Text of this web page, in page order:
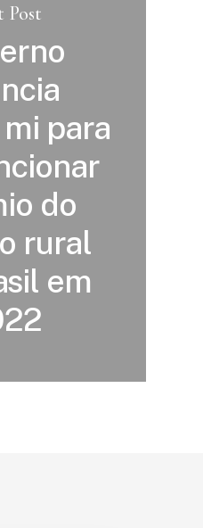
Post
para
do
rural
em